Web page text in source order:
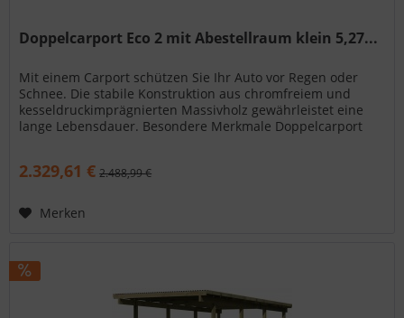
Doppelcarport Eco 2 mit Abestellraum klein 5,27...
Mit einem Carport schützen Sie Ihr Auto vor Regen oder
Schnee. Die stabile Konstruktion aus chromfreiem und
kesseldruckimprägnierten Massivholz gewährleistet eine
lange Lebensdauer. Besondere Merkmale Doppelcarport
2.329,61 € 2.488,99 €
Merken